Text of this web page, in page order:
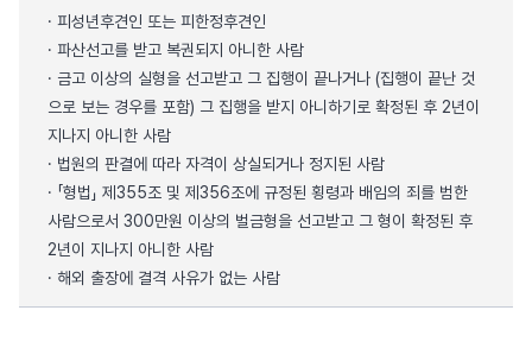
· 피성년후견인 또는 피한정후견인
· 파산선고를 받고 복권되지 아니한 사람
· 금고 이상의 실형을 선고받고 그 집행이 끝나거나 (집행이 끝난 것
으로 보는 경우를 포함) 그 집행을 받지 아니하기로 확정된 후 2년이
지나지 아니한 사람
· 법원의 판결에 따라 자격이 상실되거나 정지된 사람
· 「형법」 제355조 및 제356조에 규정된 횡령과 배임의 죄를 범한
사람으로서 300만원 이상의 벌금형을 선고받고 그 형이 확정된 후
2년이 지나지 아니한 사람
· 해외 출장에 결격 사유가 없는 사람